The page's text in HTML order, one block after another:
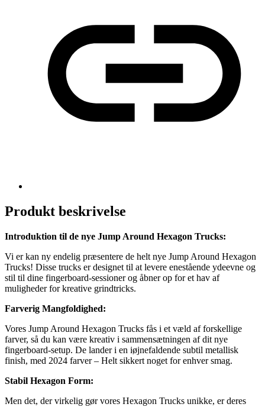
Produkt beskrivelse
Introduktion til de nye Jump Around Hexagon Trucks:
Vi er kan ny endelig præsentere de helt nye Jump Around Hexagon
Trucks! Disse trucks er designet til at levere enestående ydeevne og
stil til dine fingerboard-sessioner og åbner op for et hav af
muligheder for kreative grindtricks.
Farverig Mangfoldighed:
Vores Jump Around Hexagon Trucks fås i et væld af forskellige
farver, så du kan være kreativ i sammensætningen af dit nye
fingerboard-setup. De lander i en iøjnefaldende subtil metallisk
finish, med 2024 farver – Helt sikkert noget for enhver smag.
Stabil Hexagon Form:
Men det, der virkelig gør vores Hexagon Trucks unikke, er deres